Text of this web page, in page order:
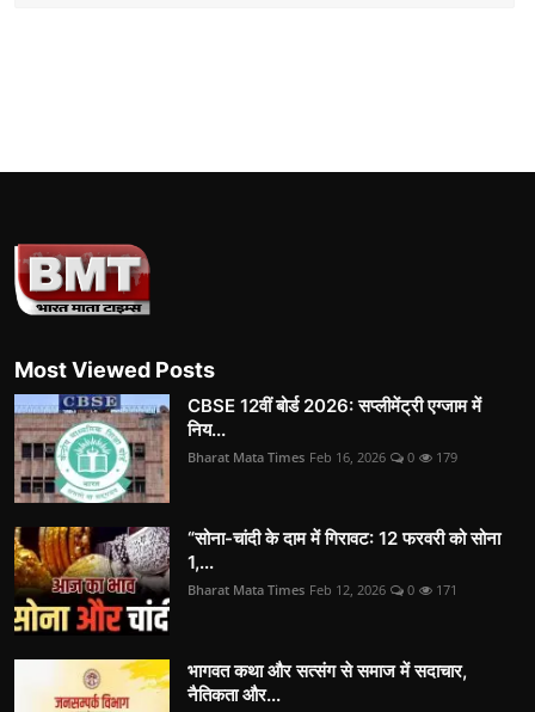
Most Viewed Posts
CBSE 12वीं बोर्ड 2026: सप्लीमेंट्री एग्जाम में
निय...
Bharat Mata Times Feb 16, 2026 0 179
“सोना-चांदी के दाम में गिरावट: 12 फरवरी को सोना
1,...
Bharat Mata Times Feb 12, 2026 0 171
भागवत कथा और सत्संग से समाज में सदाचार,
नैतिकता और...